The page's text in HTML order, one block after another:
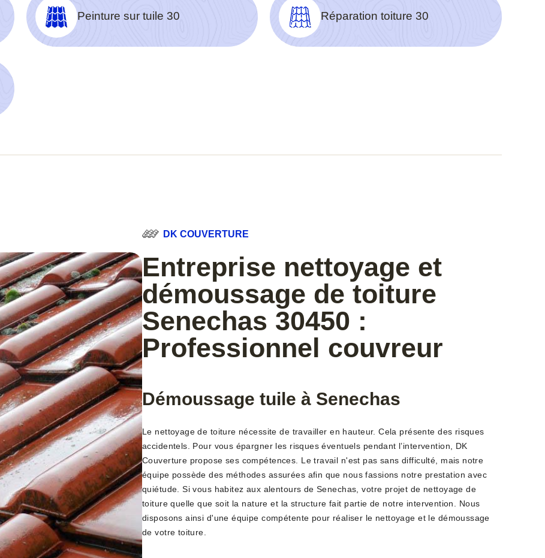
Peinture sur tuile 30 Réparation toiture 30
DK COUVERTURE
Entreprise nettoyage et
démoussage de toiture
Senechas 30450 :
Professionnel couvreur
Démoussage tuile à Senechas
Le nettoyage de toiture nécessite de travailler en hauteur. Cela présente des risques
accidentels. Pour vous épargner les risques éventuels pendant l’intervention, DK
Couverture propose ses compétences. Le travail n'est pas sans difficulté, mais notre
équipe possède des méthodes assurées afin que nous fassions notre prestation avec
quiétude. Si vous habitez aux alentours de Senechas, votre projet de nettoyage de
toiture quelle que soit la nature et la structure fait partie de notre intervention. Nous
disposons ainsi d'une équipe compétente pour réaliser le nettoyage et le démoussage
de votre toiture.